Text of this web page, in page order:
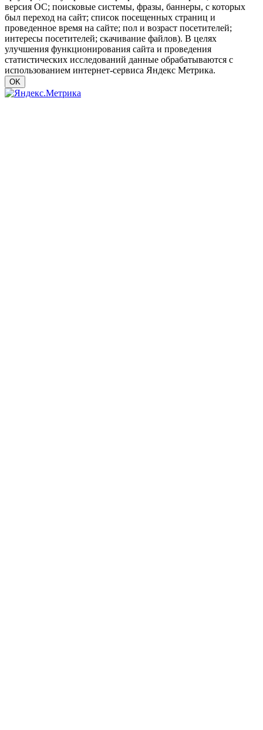
версия ОС; поисковые системы, фразы, баннеры, с которых
был переход на сайт; список посещенных страниц и
проведенное время на сайте; пол и возраст посетителей;
интересы посетителей; скачивание файлов). В целях
улучшения функционирования сайта и проведения
статистических исследований данные обрабатываются с
использованием интернет-сервиса Яндекс Метрика.
OK